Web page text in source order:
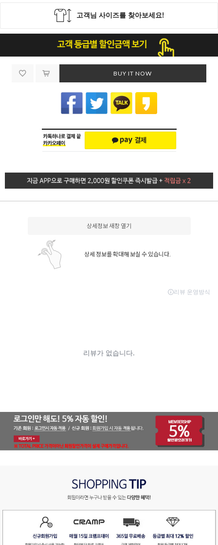
BUY IT NOW
상세정보 새창 열기
상세 정보를 확대해 보실 수 있습니다.